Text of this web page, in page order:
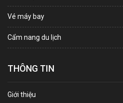
Vé máy bay
Cẩm nang du lịch
THÔNG TIN
Giới thiệu